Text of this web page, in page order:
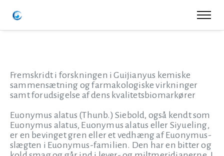
Fremskridt i forskningen i Guijianyus kemiske
sammensætning og farmakologiske virkninger
samt forudsigelse af dens kvalitetsbiomarkører
Euonymus alatus (Thunb.) Siebold, også kendt som
Euonymus alatus, Euonymus alatus eller Siyueling,
er en bevinget gren eller et vedhæng af Euonymus-
slægten i Euonymus-familien. Den har en bitter og